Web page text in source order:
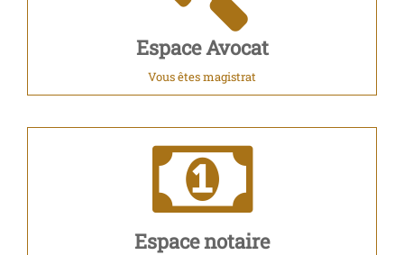
Espace Avocat
Vous êtes magistrat
Espace notaire